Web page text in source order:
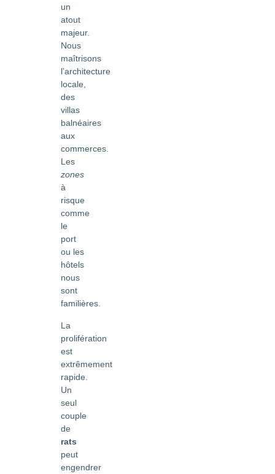
un
atout
majeur.
Nous
maîtrisons
l’architecture
locale,
des
villas
balnéaires
aux
commerces.
Les
zones
à
risque
comme
le
port
ou les
hôtels
nous
sont
familières.
La
prolifération
est
extrêmement
rapide.
Un
seul
couple
de
rats
peut
engendrer